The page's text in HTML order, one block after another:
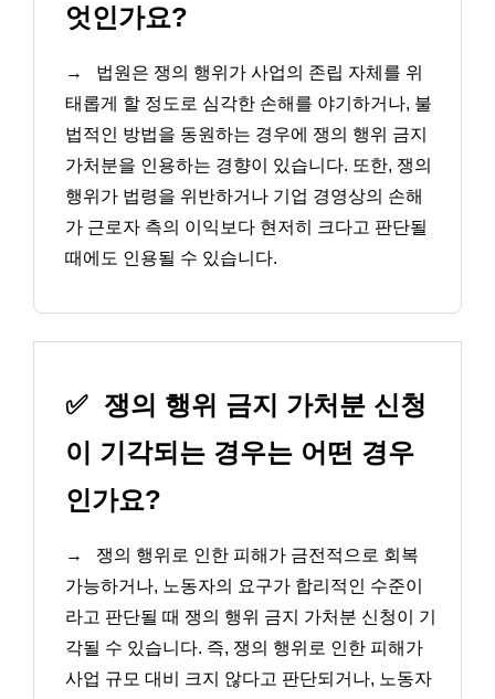
엇인가요?
→
법원은 쟁의 행위가 사업의 존립 자체를 위
태롭게 할 정도로 심각한 손해를 야기하거나, 불
법적인 방법을 동원하는 경우에 쟁의 행위 금지
가처분을 인용하는 경향이 있습니다. 또한, 쟁의
행위가 법령을 위반하거나 기업 경영상의 손해
가 근로자 측의 이익보다 현저히 크다고 판단될
때에도 인용될 수 있습니다.
✅ 쟁의 행위 금지 가처분 신청
이 기각되는 경우는 어떤 경우
인가요?
→
쟁의 행위로 인한 피해가 금전적으로 회복
가능하거나, 노동자의 요구가 합리적인 수준이
라고 판단될 때 쟁의 행위 금지 가처분 신청이 기
각될 수 있습니다. 즉, 쟁의 행위로 인한 피해가
사업 규모 대비 크지 않다고 판단되거나, 노동자